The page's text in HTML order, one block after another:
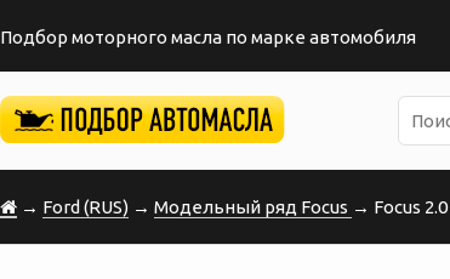
Подбор моторного масла по марке автомобиля
→ Ford (RUS) → Модельный ряд Focus → Focus